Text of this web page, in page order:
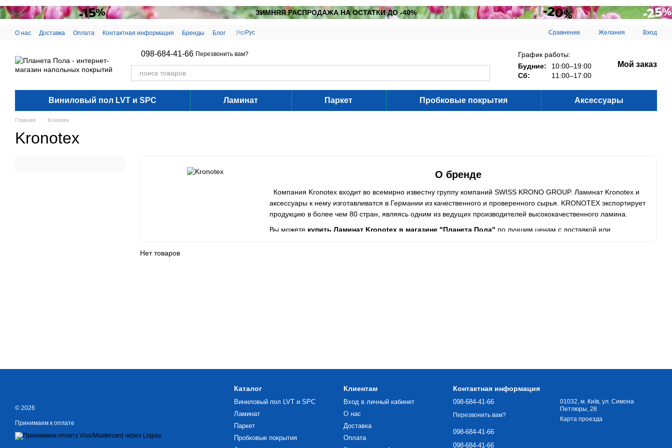
Перейти к основному контенту
ЗИМНЯЯ РАСПРОДАЖА НА ОСТАТКИ ДО -40%
О нас Доставка Оплата Контактная информация Бренды Блог Укр Рус Сравнение Желания Вход
098-684-41-66 Перезвонить вам?
График работы:
Будние:
10:00–19:00
Сб:
11:00–17:00
Мой заказ
Виниловый пол LVT и SPC Ламинат Паркет Пробковые покрытия Аксессуары
Главная Kronotex
Kronotex
О бренде
Компания Kronotex входит во всемирно известну группу компаний SWISS KRONO GROUP. Ламинат Kronotex и
аксессуары к нему изготавливатся в Германии из качественного и проверенного сырья. KRONOTEX экспортирует
продукцию в более чем 80 стран, являясь одним из ведущих производителей высококачественного ламина.
Вы можете купить Ламинат Kronotex в магазине "Планета Пола" по лучшим ценам с доставкой или
Нет товаров
© 2026
Принимаем к оплате
Каталог
Виниловый пол LVT и SPC
Ламинат
Паркет
Пробковые покрытия
Клиентам
Вход в личный кабинет
О нас
Доставка
Оплата
Контактная информация
098-684-41-66
Перезвонить вам?
098-684-41-66
098-684-41-66
01032, м. Київ, ул. Симона
Петлюры, 28
Карта проезда